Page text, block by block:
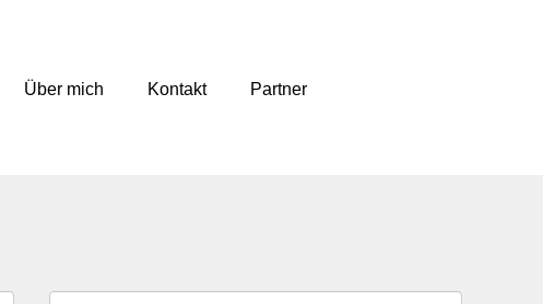
Über mich Kontakt Partner